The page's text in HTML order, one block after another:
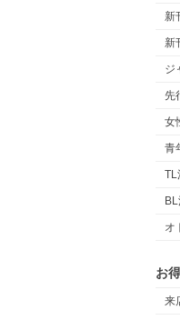
新
新
ジ
先
女
青
TL
オ
お
来